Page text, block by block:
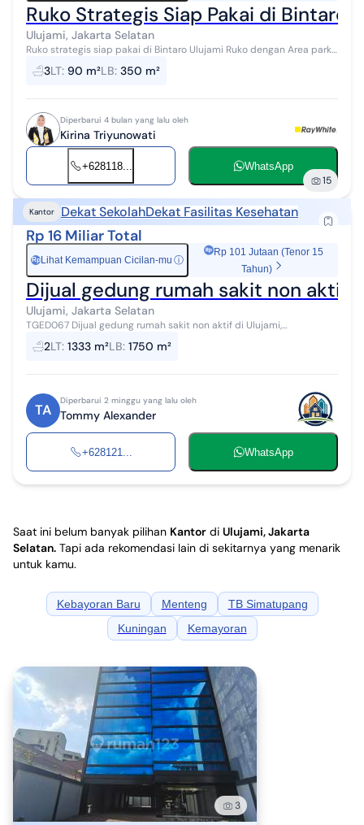
Ruko Strategis Siap Pakai di Bintaro
Ulujami, Jakarta Selatan
Ruko strategis siap pakai di Bintaro Ulujami Ruko dengan Area parkir
sangat luas Lingkungan aman & nyaman Cocok untuk usaha, kantor,
atau inves...
3LT: 90 m²LB: 350 m²
Diperbarui 4 bulan yang lalu oleh
Kirina Triyunowati
+628118... WhatsApp
15
Kantor Dekat SekolahDekat Fasilitas Kesehatan
Rp 16 Miliar Total
Rp Lihat Kemampuan Cicilan-mu ⓘ
Rp 101 Jutaan (Tenor 15
Tahun)
Dijual gedung rumah sakit non aktif
Ulujami, Jakarta Selatan
TGED067 Dijual gedung rumah sakit non aktif di Ulujami,
Pesanggrahan, Jakarta Selatan Harga Jual Rp 16 M (nego) Njop Rp
8.293.565.000.- LT= 1333...
2LT: 1333 m²LB: 1750 m²
TA
Diperbarui 2 minggu yang lalu oleh
Tommy Alexander
+628121... WhatsApp
Saat ini belum banyak pilihan Kantor di Ulujami, Jakarta
Selatan. Tapi ada rekomendasi lain di sekitarnya yang menarik
untuk kamu.
Kebayoran Baru Menteng
TB Simatupang
Kuningan
Kemayoran
3